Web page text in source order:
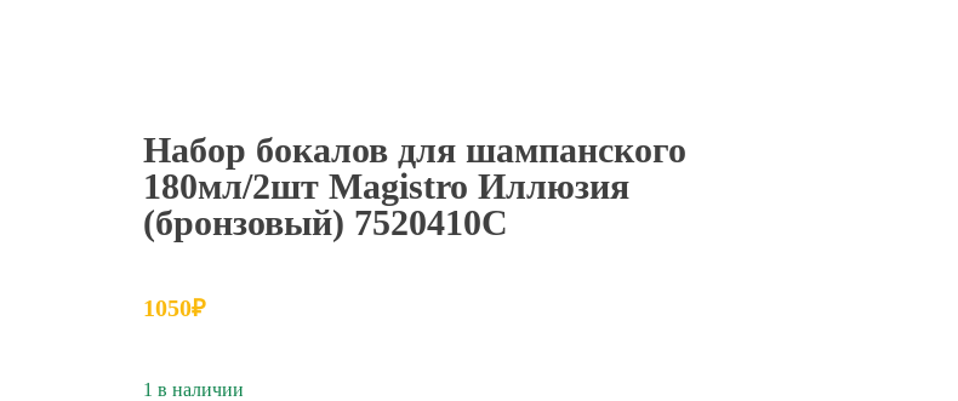
Набор бокалов для шампанского
180мл/2шт Magistro Иллюзия
(бронзовый) 7520410С
1050₽
1 в наличии